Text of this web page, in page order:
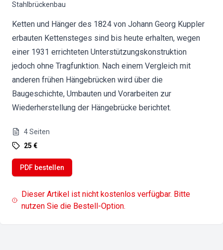
Stahlbrückenbau
Ketten und Hänger des 1824 von Johann Georg Kuppler
erbauten Kettensteges sind bis heute erhalten, wegen
einer 1931 errichteten Unterstützungskonstruktion
jedoch ohne Tragfunktion. Nach einem Vergleich mit
anderen frühen Hängebrücken wird über die
Baugeschichte, Umbauten und Vorarbeiten zur
Wiederherstellung der Hängebrücke berichtet.
4Seiten
25 €
PDF bestellen
Dieser Artikel ist nicht kostenlos verfügbar. Bitte
nutzen Sie die Bestell-Option.